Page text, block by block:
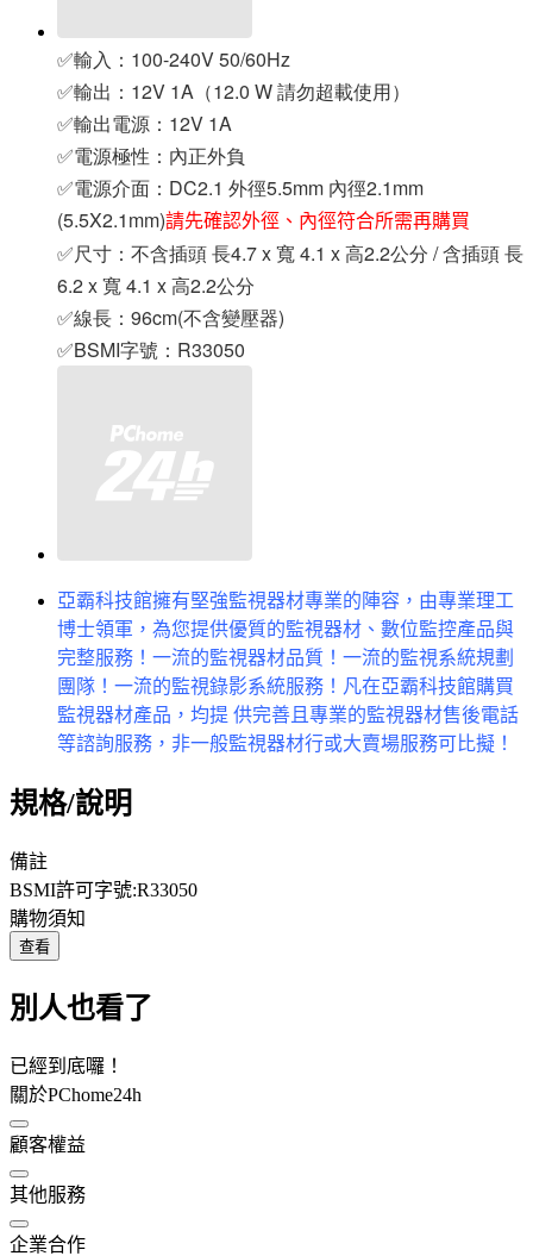
✅輸入：100-240V 50/60Hz
✅輸出：12V 1A（12.0 W 請勿超載使用）
✅輸出電源：12V 1A
✅電源極性：內正外負
✅電源介面：DC2.1 外徑5.5mm 內徑2.1mm
(5.5X2.1mm)請先確認外徑、內徑符合所需再購買
✅尺寸：不含插頭 長4.7 x 寬 4.1 x 高2.2公分 / 含插頭 長
6.2 x 寬 4.1 x 高2.2公分
✅線長：96cm(不含變壓器)
✅BSMI字號：R33050
亞霸科技館擁有堅強監視器材專業的陣容，由專業理工
博士領軍，為您提供優質的監視器材、數位監控產品與
完整服務！一流的監視器材品質！一流的監視系統規劃
團隊！一流的監視錄影系統服務！凡在亞霸科技館購買
監視器材產品，均提 供完善且專業的監視器材售後電話
等諮詢服務，非一般監視器材行或大賣場服務可比擬！
規格/說明
備註
BSMI許可字號:R33050
購物須知
查看
別人也看了
已經到底囉！
關於PChome24h
顧客權益
其他服務
企業合作